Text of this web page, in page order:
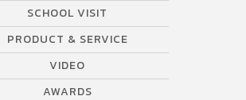
SCHOOL VISIT
PRODUCT & SERVICE
VIDEO
AWARDS